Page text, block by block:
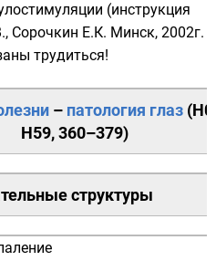
(инструкция
Сорочкин Е.К. Минск, 2002г.
трудиться!
– патология глаз (
H59,360–379)
структуры